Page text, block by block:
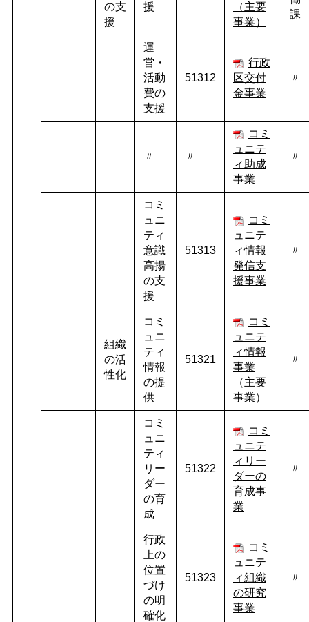
の支
援
援
（主要
事業）
課
運
営・
活動
費の
支援
51312
行政
区交付
金事業
〃
〃 〃
コミ
ュニテ
ィ助成
事業
〃
コミ
ュニ
ティ
意識
高揚
の支
援
51313
コミ
ュニテ
ィ情報
発信支
援事業
〃
組織
の活
性化
コミ
ュニ
ティ
情報
の提
供
51321
コミ
ュニテ
ィ情報
事業
（主要
事業）
〃
コミ
ュニ
ティ
リー
ダー
の育
成
51322
コミ
ュニテ
ィリー
ダーの
育成事
業
〃
行政
上の
位置
づけ
の明
確化
51323
コミ
ュニテ
ィ組織
の研究
事業
〃